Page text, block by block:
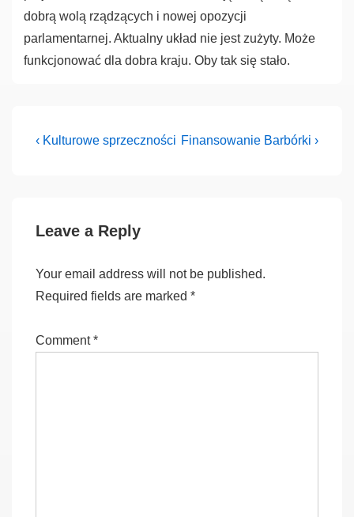
dobrą wolą rządzących i nowej opozycji
parlamentarnej. Aktualny układ nie jest zużyty. Może
funkcjonować dla dobra kraju. Oby tak się stało.
Post
Previous
‹ Kulturowe sprzeczności Next
Finansowanie Barbórki ›
Leave a Reply
Your email address will not be published.
Required fields are marked *
Comment*